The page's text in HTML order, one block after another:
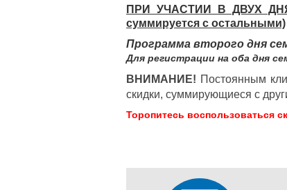
ПРИ УЧАСТИИ В ДВУХ
суммируется с остальными)
Программа второго дня
Для регистрации на оба дня
ВНИМАНИЕ! Постоянным
скидки, суммирующиеся с
Торопитесь воспользоваться